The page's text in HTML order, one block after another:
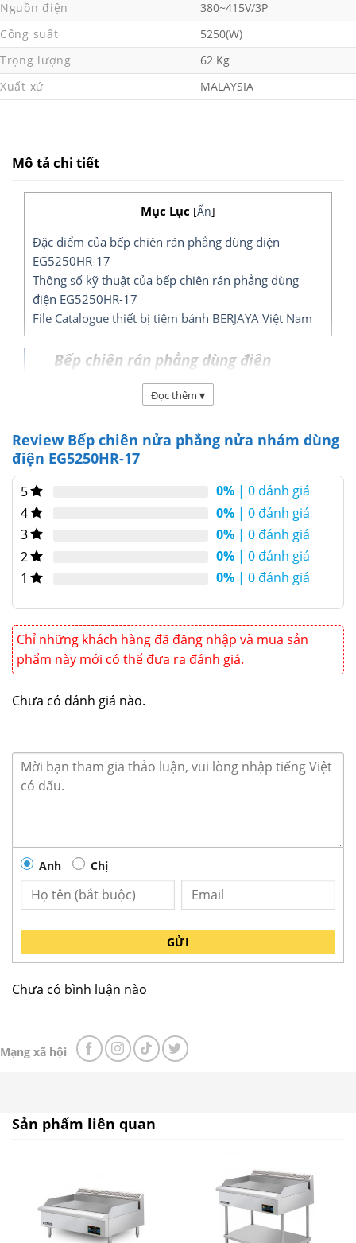
Nguồn điện
380~415V/3P
Công suất
5250(W)
Trọng lượng
62 Kg
Xuất xứ
MALAYSIA
Mô tả chi tiết
Mục Lục [Ẩn]
Đặc điểm của bếp chiên rán phẳng dùng điện
EG5250HR-17
Thông số kỹ thuật của bếp chiên rán phẳng dùng
điện EG5250HR-17
File Catalogue thiết bị tiệm bánh BERJAYA Việt Nam
Bếp chiên rán phẳng dùng điện
EG5250HR-17là một trong các sản
Bếp Chiên Rándùng điện cao
cấp, giúp các đầu bếp chiên rán
phẳng (bếp rán bề mặt) dùng để rán
các đồ như thịt, cá… và chế biến các
Bếp chiên nửa phẳng nửa nhám dùng điện EG5250HR-17
Đặc điểm của bếp chiên rán phẳng dùng
điện EG5250HR-17
Bếp chiên EG5250HR-17thiết kế nửa phẳng và
chế biến các món Âu.
xung quanh, đảm bảo vệ sinh trong quá trình sử
dụng.
Thân bếp được làm bằng thép không rỉ.
Điều khiển nhiệt độ từ 50 °C đến 300 °C giúp đầu
bếp kiểm soát nhiệt chính xác vô cùng tiện lợi.
Đọc thêm ▾
Review Bếp chiên nửa phẳng nửa nhám dùng
điện EG5250HR-17
5 0% | 0 đánh giá
4
0% | 0 đánh giá
3
0% | 0 đánh giá
2
0% | 0 đánh giá
1
0% | 0 đánh giá
Chỉ những khách hàng đã đăng nhập và mua sản
phẩm này mới có thể đưa ra đánh giá.
Chưa có đánh giá nào.
Anh Chị
GỬI
Chưa có bình luận nào
Mạng xã hội
Sản phẩm liên quan